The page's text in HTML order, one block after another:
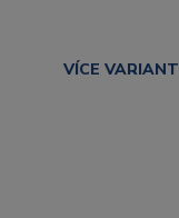
VÍCE VARIANT